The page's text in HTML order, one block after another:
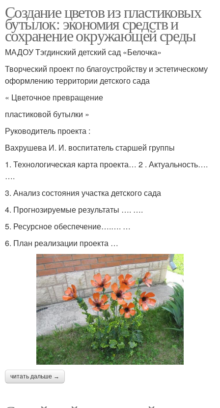
Создание цветов из пластиковых
бутылок: экономия средств и
сохранение окружающей среды
МАДОУ Тэгдинский детский сад «Белочка»
Творческий проект по благоустройству и эстетическому
оформлению территории детского сада
« Цветочное превращение
пластиковой бутылки »
Руководитель проекта :
Вахрушева И. И. воспитатель старшей группы
1. Технологическая карта проекта… 2 . Актуальность….
….
3. Анализ состояния участка детского сада
4. Прогнозируемые результаты …. ….
5. Ресурсное обеспечение….…. …
6. План реализации проекта …
читать дальше →